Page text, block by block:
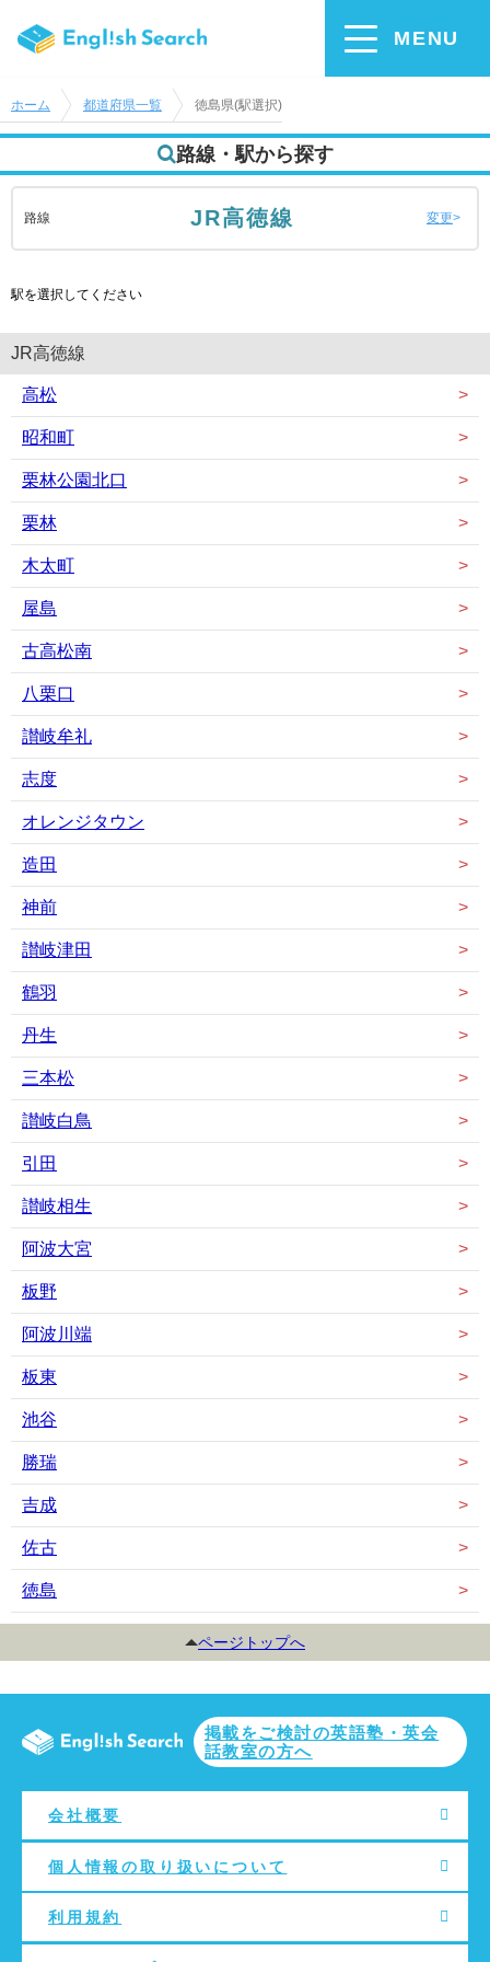
MENU
ホーム 都道府県一覧 徳島県(駅選択)
路線・駅から探す
路線 JR高徳線 変更
駅を選択してください
JR高徳線
高松
昭和町
栗林公園北口
栗林
木太町
屋島
古高松南
八栗口
讃岐牟礼
志度
オレンジタウン
造田
神前
讃岐津田
鶴羽
丹生
三本松
讃岐白鳥
引田
讃岐相生
阿波大宮
板野
阿波川端
板東
池谷
勝瑞
吉成
佐古
徳島
ページトップへ
掲載をご検討の英語塾・英会
話教室の方へ
会社概要
個人情報の取り扱いについて
利用規約